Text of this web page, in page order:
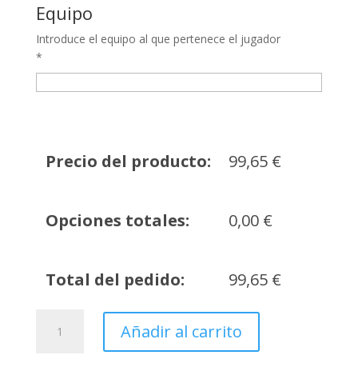
Equipo
Introduce el equipo al que pertenece el jugador
*
Precio del producto: 99,65 €
Opciones totales: 0,00 €
Total del pedido: 99,65 €
cantidad
Añadir al carrito